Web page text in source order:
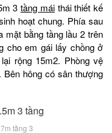
3tầng máithái thiết kế
hoạt chung. Phía sau
mặt bằng tầng lầu 2 trên
cho em gái lấy chồng ở
rộng 15m2. Phòng vệ
hông có sân thượng
tầng 3